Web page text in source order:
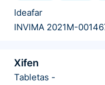
Ideafar
INVIMA 2021M-
Xifen
Tabletas -